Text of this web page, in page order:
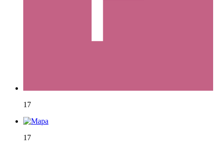
17
17